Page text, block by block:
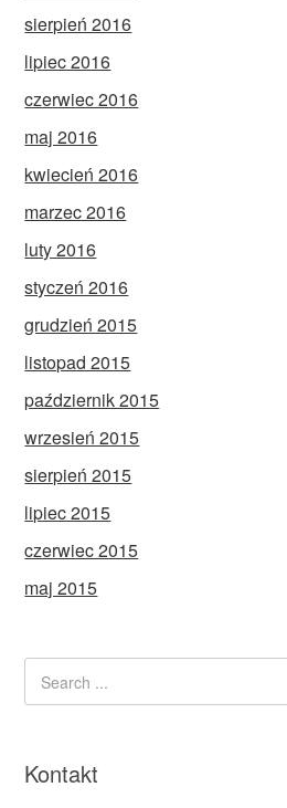
sierpień 2016
lipiec 2016
czerwiec 2016
maj 2016
kwiecień 2016
marzec 2016
luty 2016
styczeń 2016
grudzień 2015
listopad 2015
październik 2015
wrzesień 2015
sierpień 2015
lipiec 2015
czerwiec 2015
maj 2015
Kontakt